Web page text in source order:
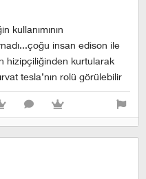
kullanımının
insan edison ile
hizipçiliğinden kurtularak
tesla’nın rolü görülebilir